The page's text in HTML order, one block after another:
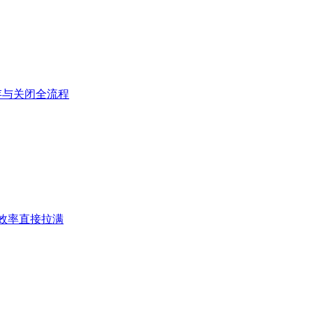
关闭全流程
率直接拉满